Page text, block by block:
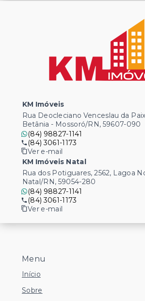
Menu
Início
Sobre
KM Imóveis
Rua Deocleciano Venceslau da
Betânia - Mossoró/RN, 59607-090
(84) 98827-1141
(84) 3061-1173
Ver e-mail
KM Imóveis Natal
Rua dos Potiguares, 2562, Lagoa
Natal/RN, 59054-280
(84) 98827-1141
(84) 3061-1173
Ver e-mail